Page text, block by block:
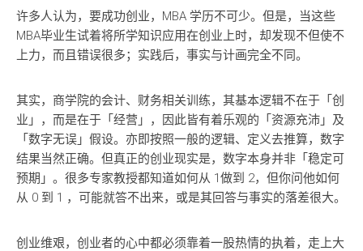
许多人认为，要成功创业，MBA 学历不可少。但是，当这些
MBA毕业生试着将所学知识应用在创业上时，却发现不但使不
上力，而且错误很多；实践后，事实与计画完全不同。
其实，商学院的会计、财务相关训练，其基本逻辑不在于「创
业」，而是在于「经营」，因此皆有着乐观的「资源充沛」及
「数字无误」假设。亦即按照一般的逻辑、定义去推算，数字
结果当然正确。但真正的创业现实是，数字本身并非「稳定可
预期」。很多专家教授都知道如何从 1做到 2，但你问他如何
从 0 到 1 ，可能就答不出来，或是其回答与事实的落差很大。
创业维艰，创业者的心中都必须靠着一股热情的执着，走上大